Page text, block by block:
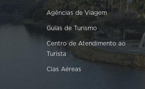
Agências de Viagem
Guias de Turismo
Centro de Atendimento ao
Turista
Cias Aéreas